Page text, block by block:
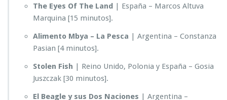
The Eyes Of The Land | España – Marcos Altuva
Marquina [15 minutos].
Alimento Mbya – La Pesca | Argentina – Constanza
Pasian [4 minutos].
Stolen Fish | Reino Unido, Polonia y España – Gosia
Juszczak [30 minutos].
El Beagle y sus Dos Naciones | Argentina –